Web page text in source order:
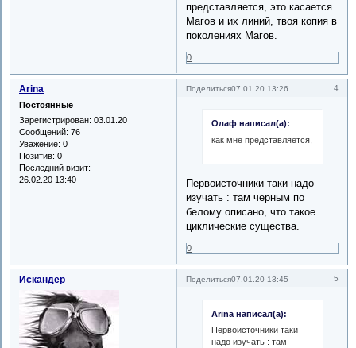
представляется, это касается
Магов и их линий, твоя копия в
поколениях Магов.
0
Поделиться 4
07.01.20 13:26
Arina
Постоянные
Зарегистрирован: 03.01.20
Сообщений: 76
Уважение: 0
Позитив: 0
Последний визит:
26.02.20 13:40
Олаф написал(а):
как мне представляется,
Первоисточники таки надо
изучать : там черным по
белому описано, что такое
циклические существа.
0
Поделиться 5
07.01.20 13:45
Искандер
Arina написал(а):
Первоисточники таки
надо изучать : там